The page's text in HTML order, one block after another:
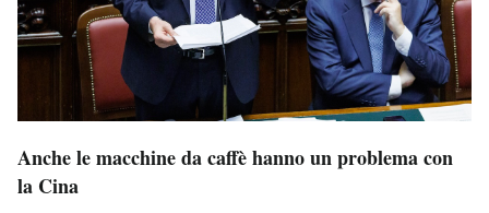
Anche le macchine da caffè hanno un problema con
la Cina